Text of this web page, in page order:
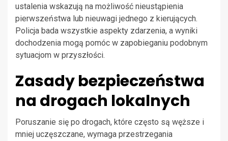
ustalenia wskazują na możliwość nieustąpienia
pierwszeństwa lub nieuwagi jednego z kierujących.
Policja bada wszystkie aspekty zdarzenia, a wyniki
dochodzenia mogą pomóc w zapobieganiu podobnym
sytuacjom w przyszłości.
Zasady bezpieczeństwa
na drogach lokalnych
Poruszanie się po drogach, które często są węższe i
mniej uczęszczane, wymaga przestrzegania